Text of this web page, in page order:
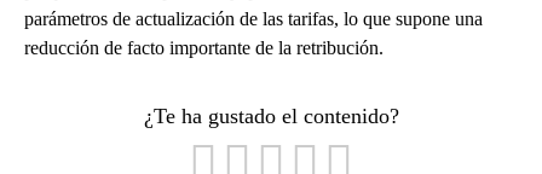
parámetros de actualización de las tarifas, lo que supone una
reducción de facto importante de la retribución.
¿Te ha gustado el contenido?